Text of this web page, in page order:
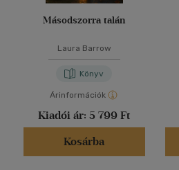
Másodszorra talán
Laura Barrow
Könyv
Árinformációk
Kiadói ár: 5 799 Ft
Kosárba